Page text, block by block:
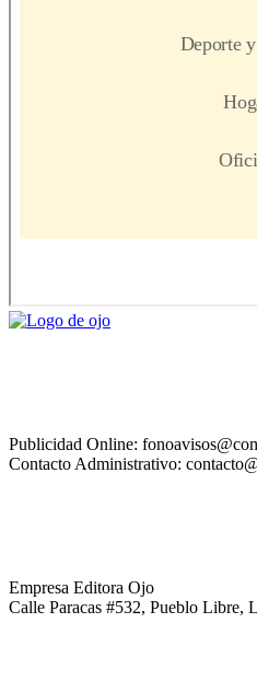
Publicidad Online:
Contacto Administrativo:
Empresa Editora Ojo
Calle Paracas #532, Pueblo Libre,